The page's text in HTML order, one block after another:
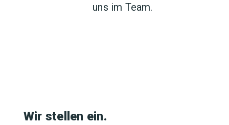
uns im Team.
Wir stellen ein.